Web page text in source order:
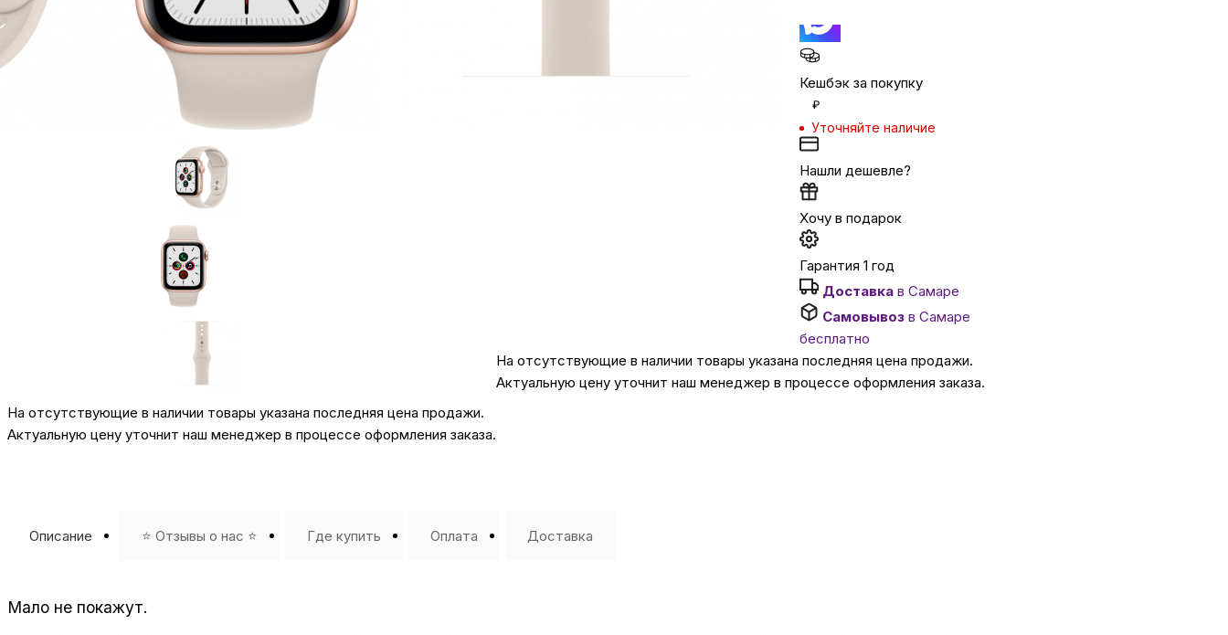
Красота и здоровье
Сумки и чемоданы
Для дома и дачи
LEGO
Для домашних питомцев
Умный дом и безопасность
Автомобильные аксессуары
На отсутствующие в наличии товары указана последняя цена продажи.
Актуальную цену уточнит наш менеджер в процессе оформления заказа.
Кешбэк за покупку
₽
Уточняйте наличие
Нашли дешевле?
Хочу в подарок
Гарантия 1 год
Доставка в Самаре
Самовывоз в Самаре
бесплатно
На отсутствующие в наличии товары указана последняя цена продажи.
Актуальную цену уточнит наш менеджер в процессе оформления заказа.
Описание ⭐️ Отзывы о нас ⭐️ Где купить Оплата Доставка
Мало не покажут.